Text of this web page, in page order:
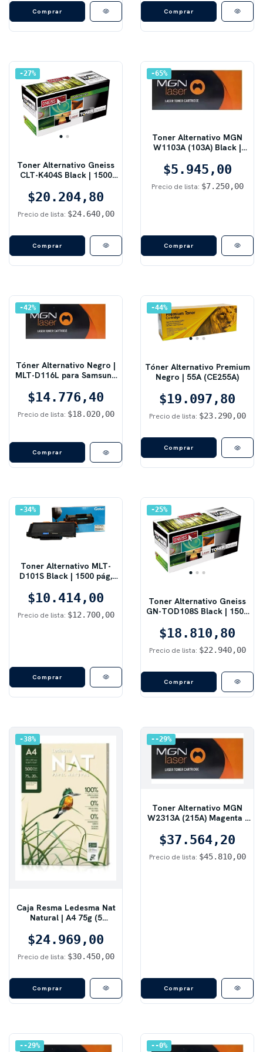
27%
Toner Alternativo Gneiss
CLT-K404S Black | 1500
$20.204,80
Precio de lista: $24.640,00
65%
Toner Alternativo MGN
W1103A (103A) Black |
$5.945,00
Precio de lista: $7.250,00
42%
Tóner Alternativo Negro |
MLT-D116L para Samsung
$14.776,40
Precio de lista: $18.020,00
Comprar
44%
Tóner Alternativo Premium
Negro | 55A (CE255A)
$19.097,80
Precio de lista: $23.290,00
34%
Toner Alternativo MLT-
D101S Black | 1500 pág,
Negro
$10.414,00
Precio de lista: $12.700,00
25%
Toner Alternativo Gneiss
GN-TOD108S Black | 1500
$18.810,80
Precio de lista: $22.940,00
Comprar
38%
Caja Resma Ledesma Nat
Natural | A4 75g (5
$24.969,00
Precio de lista: $30.450,00
Comprar
-29%
Toner Alternativo MGN
W2313A (215A) Magenta |
$37.564,20
Precio de lista: $45.810,00
Comprar
-29% -0%